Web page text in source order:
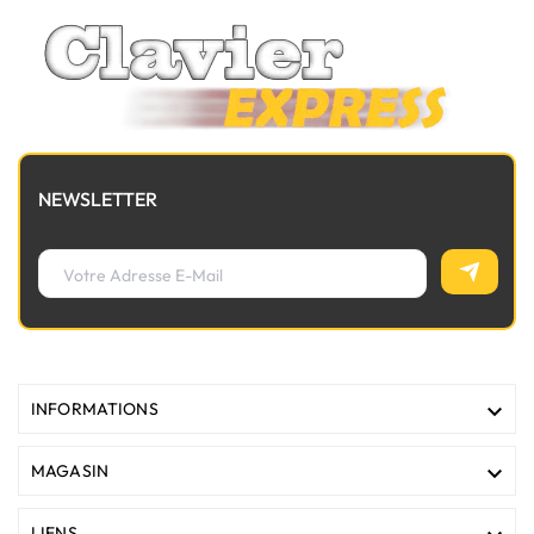
NEWSLETTER
INFORMATIONS 
MAGASIN 